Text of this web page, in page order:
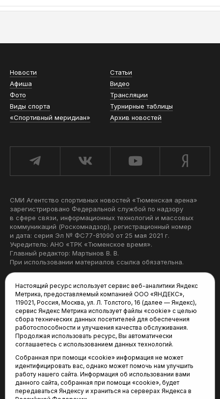
Новости
Статьи
Афиша
Видео
Фото
Трансляции
Виды спорта
Турнирные таблицы
«Спортивный меридиан»
Архив новостей
СМИ Агентство спортивных новостей «Тюменская арена»
зарегистрировано Федеральной службой по надзору
в сфере связи, информационных технологий и массовых
коммуникаций (Роскомнадзор), регистрационный номер
и дата: серия Эл № ФС77-81090 от 25 мая 2021 г.
Учредитель: АНО «ТРК «Тюменское время».
Главный редактор: Мартынов В. В.
При использовании материалов ссылка обязательна.
Редакция:
625035, Тюмень, пр. Геологоразведчиков, 28А
(3452) 68-22-28
tum-arena@mail.ru
Отдел продаж:
(3452) 68-89-78
kotovaev@sibinformburo.ru
Настоящий ресурс использует сервис веб-аналитики Яндекс
Метрика, предоставляемый компанией ООО «ЯНДЕКС»,
119021, Россия, Москва, ул. Л. Толстого, 16 (далее — Яндекс),
сервис Яндекс Метрика использует файлы «cookie» с целью
сбора технических данных посетителей для обеспечения
работоспособности и улучшения качества обслуживания.
Продолжая использовать ресурс, Вы автоматически
соглашаетесь с использованием данных технологий.
Собранная при помощи «cookie» информация не может
идентифицировать вас, однако может помочь нам улучшить
работу нашего сайта. Информация об использовании вами
данного сайта, собранная при помощи «cookie», будет
передаваться Яндексу и храниться на серверах Яндекса в